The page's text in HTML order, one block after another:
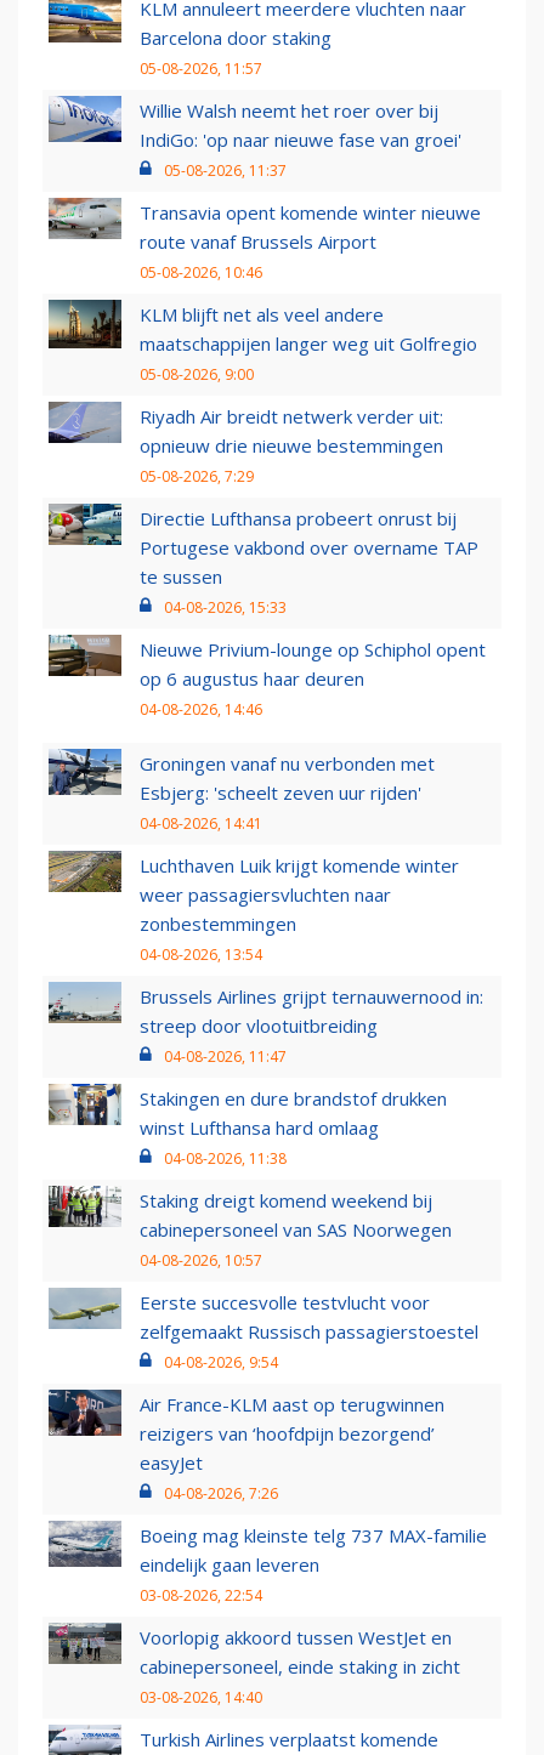
KLM annuleert meerdere vluchten naar
Barcelona door staking
05-08-2026, 11:57
Willie Walsh neemt het roer over bij
IndiGo: 'op naar nieuwe fase van groei'
05-08-2026, 11:37
Transavia opent komende winter nieuwe
route vanaf Brussels Airport
05-08-2026, 10:46
KLM blijft net als veel andere
maatschappijen langer weg uit Golfregio
05-08-2026, 9:00
Riyadh Air breidt netwerk verder uit:
opnieuw drie nieuwe bestemmingen
05-08-2026, 7:29
Directie Lufthansa probeert onrust bij
Portugese vakbond over overname TAP
te sussen
04-08-2026, 15:33
Nieuwe Privium-lounge op Schiphol opent
op 6 augustus haar deuren
04-08-2026, 14:46
Groningen vanaf nu verbonden met
Esbjerg: 'scheelt zeven uur rijden'
04-08-2026, 14:41
Luchthaven Luik krijgt komende winter
weer passagiersvluchten naar
zonbestemmingen
04-08-2026, 13:54
Brussels Airlines grijpt ternauwernood in:
streep door vlootuitbreiding
04-08-2026, 11:47
Stakingen en dure brandstof drukken
winst Lufthansa hard omlaag
04-08-2026, 11:38
Staking dreigt komend weekend bij
cabinepersoneel van SAS Noorwegen
04-08-2026, 10:57
Eerste succesvolle testvlucht voor
zelfgemaakt Russisch passagierstoestel
04-08-2026, 9:54
Air France-KLM aast op terugwinnen
reizigers van ‘hoofdpijn bezorgend’
easyJet
04-08-2026, 7:26
Boeing mag kleinste telg 737 MAX-familie
eindelijk gaan leveren
03-08-2026, 22:54
Voorlopig akkoord tussen WestJet en
cabinepersoneel, einde staking in zicht
03-08-2026, 14:40
Turkish Airlines verplaatst komende